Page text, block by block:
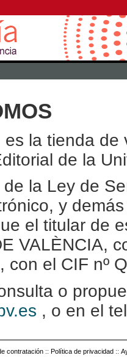
la tienda
de la
la Ley de
y
el titular de
VALÈNCIA,
con el CIF nº
o
, o en el
contratación :: Política de privacidad ::